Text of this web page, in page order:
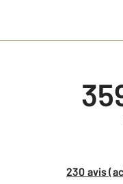
230 avis